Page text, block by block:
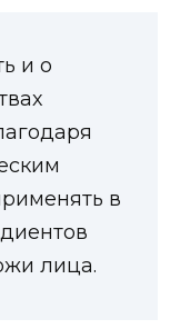
и о
в
лица.